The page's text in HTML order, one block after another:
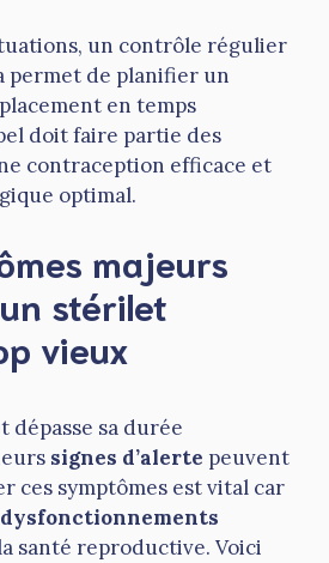
un contrôle régulier
permet de planifier un
en temps
doit faire partie des
contraception efficace et
optimal.
majeurs
stérilet
vieux
sa durée
signes d’alerte peuvent
ces symptômes est vital car
santé reproductive. Voici